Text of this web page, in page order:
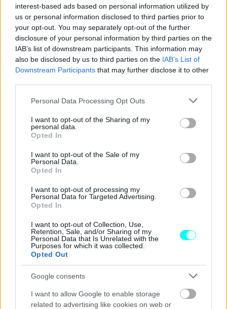
interest-based ads based on personal information utilized by
us or personal information disclosed to third parties prior to
your opt-out. You may separately opt-out of the further
disclosure of your personal information by third parties on the
IAB’s list of downstream participants. This information may
also be disclosed by us to third parties on the IAB’s List of
Downstream Participants that may further disclose it to other
Please note that this website/app uses one or more Google
not limited to your visit or usage behaviour. You may click to
grant or deny consent to Google and its third-party tags to
use your data for below specified purposes in below Google
consent section.
Personal Data Processing Opt Outs
I want to opt-out of the Sharing of my
personal data.
Opted In
I want to opt-out of the Sale of my
Personal Data.
Opted In
I want to opt-out of processing my
Personal Data for Targeted Advertising.
Opted In
I want to opt-out of Collection, Use,
Retention, Sale, and/or Sharing of my
Personal Data that Is Unrelated with the
Purposes for which it was collected.
Opted Out
Google consents
I want to allow Google to enable storage
related to advertising like cookies on web or
Αποκλειστικά δικίνητη θα είναι η εκδόση βενζίνης
χωρητικότητας 1,0 λίτρου και απόδοσης 90 ίππων, όπως
βενζινοκινητήρα του 1,3 λίτρου απόδοσης 130 ίππων.